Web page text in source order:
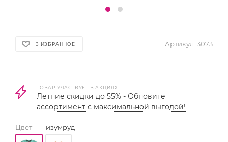
В ИЗБРАННОЕ Артикул: 3073
ТОВАР УЧАСТВУЕТ В АКЦИЯХ
Летние скидки до 55% - Обновите
ассортимент с максимальной выгодой!
Цвет — изумруд